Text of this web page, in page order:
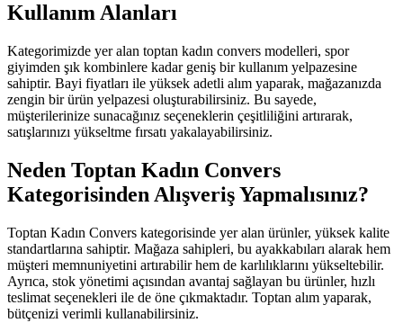
Kullanım Alanları
Kategorimizde yer alan toptan kadın convers modelleri, spor
giyimden şık kombinlere kadar geniş bir kullanım yelpazesine
sahiptir. Bayi fiyatları ile yüksek adetli alım yaparak, mağazanızda
zengin bir ürün yelpazesi oluşturabilirsiniz. Bu sayede,
müşterilerinize sunacağınız seçeneklerin çeşitliliğini artırarak,
satışlarınızı yükseltme fırsatı yakalayabilirsiniz.
Neden Toptan Kadın Convers
Kategorisinden Alışveriş Yapmalısınız?
Toptan Kadın Convers kategorisinde yer alan ürünler, yüksek kalite
standartlarına sahiptir. Mağaza sahipleri, bu ayakkabıları alarak hem
müşteri memnuniyetini artırabilir hem de karlılıklarını yükseltebilir.
Ayrıca, stok yönetimi açısından avantaj sağlayan bu ürünler, hızlı
teslimat seçenekleri ile de öne çıkmaktadır. Toptan alım yaparak,
bütçenizi verimli kullanabilirsiniz.